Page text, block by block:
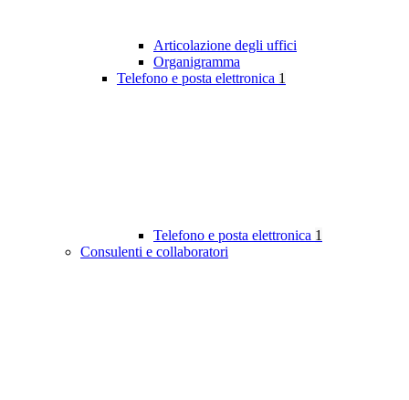
Articolazione degli uffici
Organigramma
Telefono e posta elettronica 1
Telefono e posta elettronica 1
Consulenti e collaboratori